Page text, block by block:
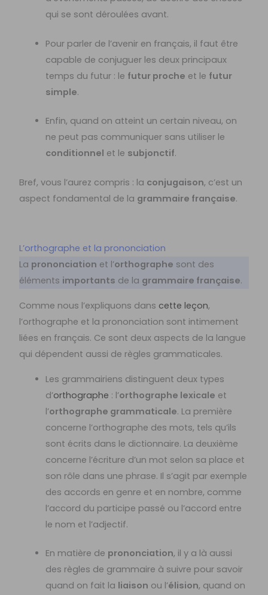
qui se sont déroulées avant.
Pour parler de l’avenir en français, il faut être
capable de conjuguer les deux principaux
temps du futur : le futur proche et le futur
simple.
Enfin, quand on atteint un certain niveau, on
ne peut pas communiquer sans utiliser le
conditionnel et le subjonctif.
Bref, vous l’aurez compris : la conjugaison, c’est un
aspect fondamental de la grammaire française.
L’orthographe et la prononciation
La prononciation et l’orthographe sont des
éléments importants de la grammaire française.
Comme nous l’expliquons dans cette leçon,
l’orthographe et la prononciation sont intimement
liées en français. Ce sont deux aspects de la langue
qui dépendent aussi de règles grammaticales.
Les grammairiens distinguent deux types
d’orthographe : l’orthographe lexicale et
l’orthographe grammaticale. La première
concerne l’orthographe des mots, tels qu’ils
sont écrits dans le dictionnaire. La deuxième
concerne l’écriture d’un mot selon sa place et
son rôle dans une phrase. Il s’agit par exemple
des accords en genre et en nombre, comme
l’accord du participe passé ou l’accord entre
le nom et l’adjectif.
En matière de prononciation, il y a là aussi
des règles de grammaire à suivre pour savoir
quand on fait la liaison ou l’élision, quand on